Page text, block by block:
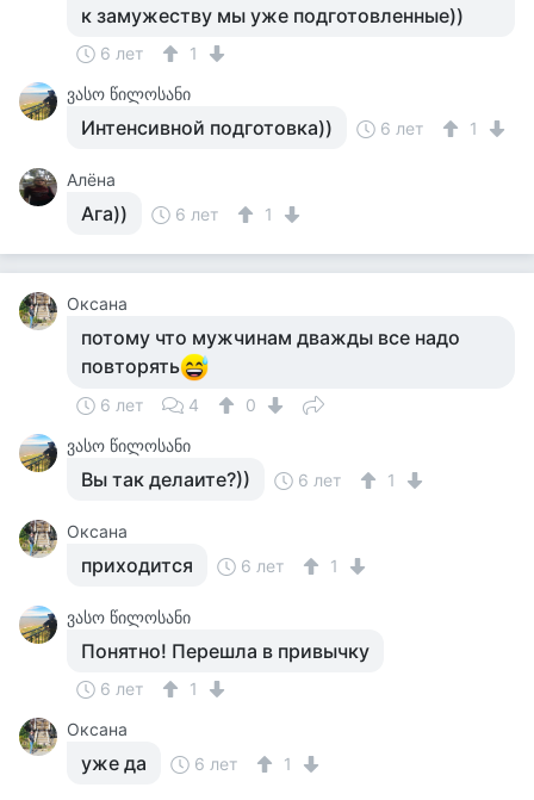
к замужеству мы уже подготовленные))
6 лет
1
ვასო წილოსანი
Интенсивной подготовка)) 6 лет 1
Алёна
Ага)) 6 лет 1
Оксана
потому что мужчинам дважды все надо
повторять
6 лет 4
0
ვასო წილოსანი
Вы так делаите?)) 6 лет 1
Оксана
приходится 6 лет 1
ვასო წილოსანი
Понятно! Перешла в привычку
6 лет
1
Оксана
уже да 6 лет 1